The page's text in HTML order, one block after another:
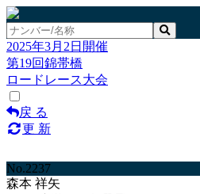
2025年3月2日開催
第19回錦帯橋
ロードレース大会
戻 る
更 新
No.2237
森本 祥矢